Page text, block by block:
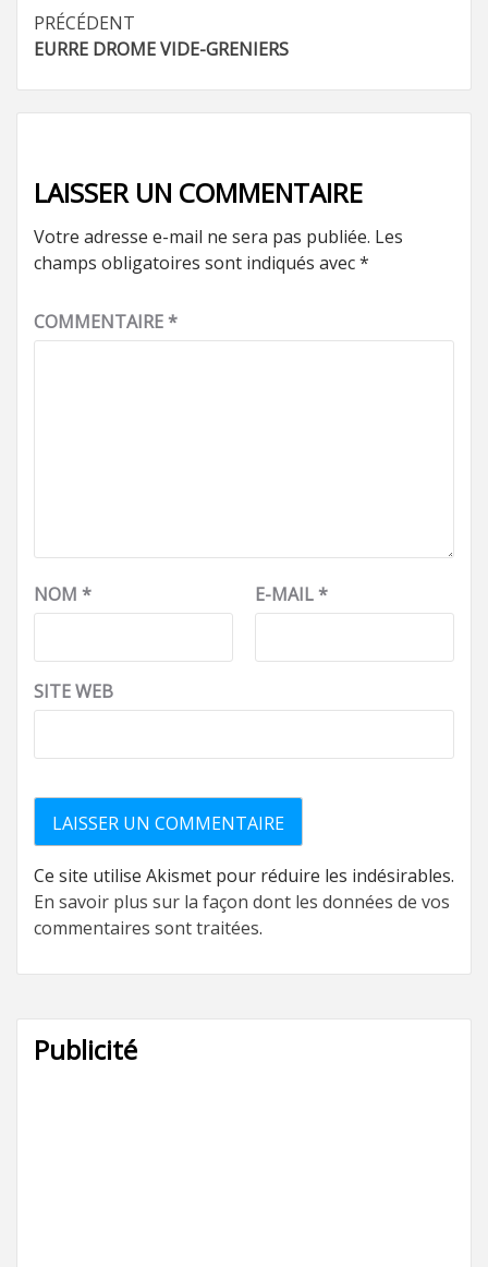
Navigation
d’article
PRÉCÉDENT
EURRE DROME VIDE-GRENIERS
LAISSER UN COMMENTAIRE
Votre adresse e-mail ne sera pas publiée. Les
champs obligatoires sont indiqués avec*
COMMENTAIRE*
NOM * E-MAIL*
SITE WEB
Ce site utilise Akismet pour réduire les indésirables.
En savoir plus sur la façon dont les données de vos
commentaires sont traitées.
Publicité